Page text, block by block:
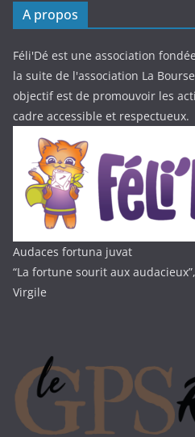
A propos
Féli'Dé est une association
la suite de l'association La
objectif est de promouvoir les
cadre accessible et respectueux.
Audaces fortuna juvat
“La fortune sourit aux audacieux”,
Virgile